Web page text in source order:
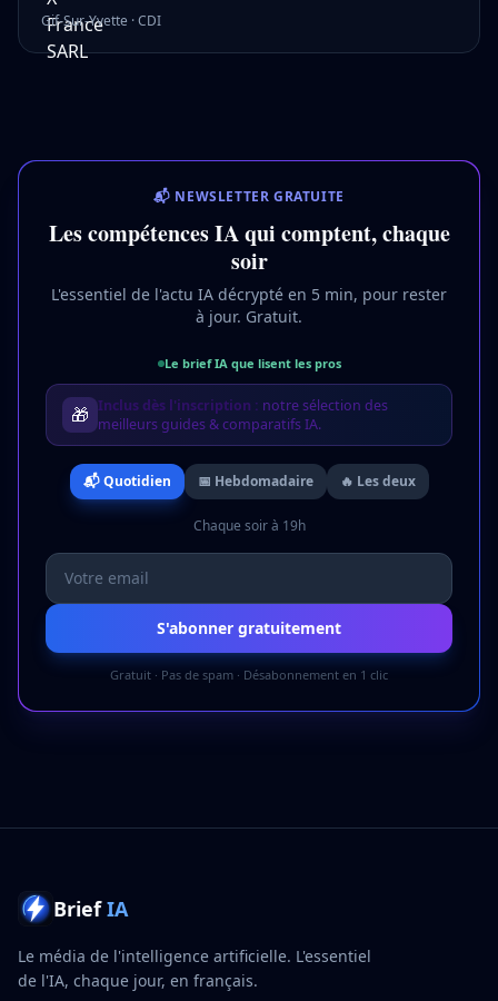
Gif-Sur-Yvette ·CDI
📬 NEWSLETTER GRATUITE
Les compétences IA qui comptent, chaque
soir
L'essentiel de l'actu IA décrypté en 5 min, pour rester
à jour. Gratuit.
Le brief IA que lisent les pros
🎁 Inclus dès l'inscription : notre sélection des
meilleurs guides & comparatifs IA.
📬 Quotidien 📅 Hebdomadaire 🔥 Les deux
Chaque soir à 19h
S'abonner gratuitement
Gratuit · Pas de spam · Désabonnement en 1 clic
Brief IA
Le média de l'intelligence artificielle. L'essentiel
de l'IA, chaque jour, en français.